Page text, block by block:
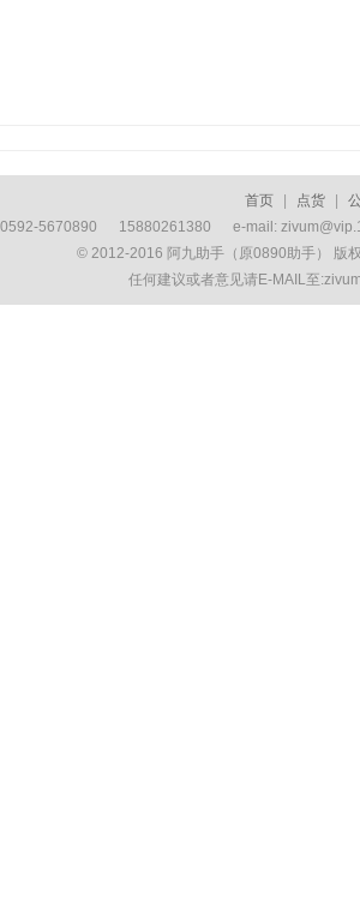
首页 点货
5670890 15880261380 e-mail:
© 2012-2016 阿九助手（原0890助手） 版
任何建议或者意见请E-MAIL至